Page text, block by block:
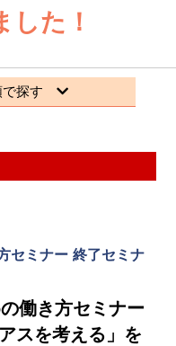
した！
で探す
セミナー 終了セミナ
働き方セミナー
スを考える」を